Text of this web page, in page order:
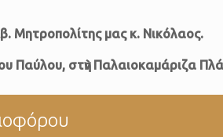
Μητροπολίτης μας κ. Νικόλαος.
Παύλου, στὴν Παλαιοκαμάριζα